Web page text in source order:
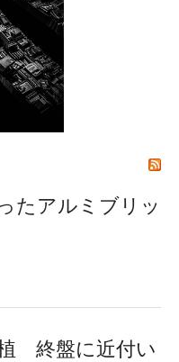
たアルミブリッ
終盤に近付い